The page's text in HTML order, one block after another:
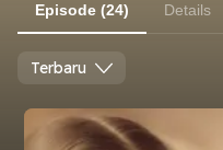
Episode (24) Details
Terbaru